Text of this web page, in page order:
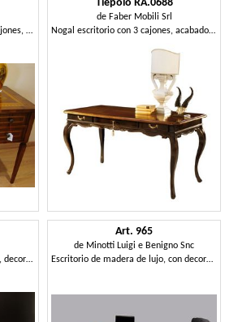
Escritorio de lujo clásico con 5 cajones, para los estudios
Tiepolo RA.0688
de Faber Mobili Srl
Nogal escritorio con 3 cajones, acabado de ébano
Escritorio de madera con 1 cajón, decorado a mano
Art. 965
de Minotti Luigi e Benigno Snc
Escritorio de madera de lujo, con decoración de hojas de plata